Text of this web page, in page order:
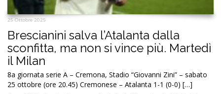
25 Ottobre 2025
Brescianini salva l’Atalanta dalla
sconfitta, ma non si vince più. Martedì
il Milan
8a giornata serie A – Cremona, Stadio “Giovanni Zini” – sabato
25 ottobre (ore 20.45) Cremonese – Atalanta 1-1 (0-0) […]